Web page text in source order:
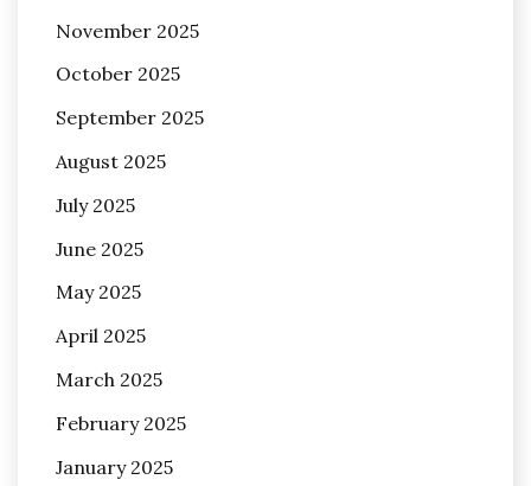
November 2025
October 2025
September 2025
August 2025
July 2025
June 2025
May 2025
April 2025
March 2025
February 2025
January 2025